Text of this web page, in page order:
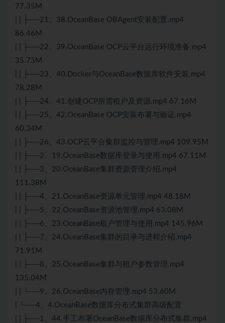
77.35M
| | ├──21、38.OceanBase OBAgent安装配置.mp4
86.46M
| | ├──22、39.OceanBase OCP云平台运行环境准备.mp4
35.73M
| | ├──23、40. Docker与OceanBase数据库软件安装.mp4
78.28M
| | ├──24、41.创建OCP所需租户及资源.mp4 67.16M
| | ├──25、42.OceanBase OCP安装布署与验证.mp4
60.34M
| | ├──26、43.OCP云平台集群监控与管理.mp4 109.95M
| | ├──2、19.OceanBase数据库登录与使用.mp4 67.11M
| | ├──3、20.OceanBase集群资源管理介绍.mp4
111.38M
| | ├──4、21.OceanBase资源单元管理.mp4 48.18M
| | ├──5、22.OceanBase资源池管理.mp4 63.08M
| | ├──6、23.OceanBase租户管理与使用.mp4 145.96M
| | ├──7、24.OceanBase集群的目录与进程介绍.mp4
71.91M
| | ├──8、25.OceanBase集群与租户参数管理.mp4
135.04M
| | └──9、26.OceanBase内存管理.mp4 53.60M
| └──4、4.OceanBase数据库分布式集群高级配置
| | ├──1、44.手工布署OceanBase数据库分布式集群.mp4